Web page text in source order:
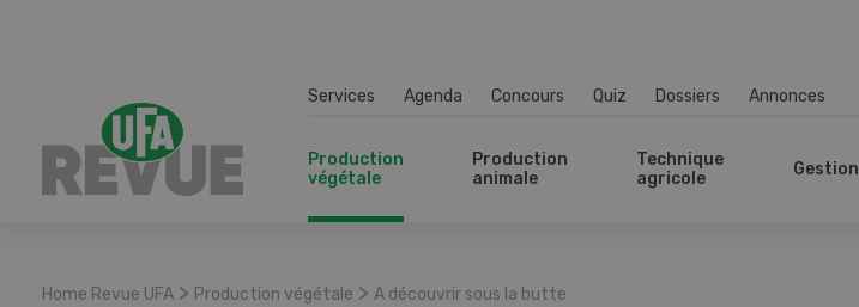
Services Agenda Concours Quiz Dossiers Annonces
Production
végétale
Production
animale
Technique
agricole
Gestion
Home Revue UFA > Production végétale > A découvrir sous la butte